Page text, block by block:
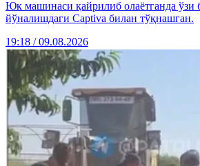
Юк машинаси қайрилиб олаётганда ўзи
йўналишдаги Captiva билан тўқнашган.
19:18 / 09.08.2026